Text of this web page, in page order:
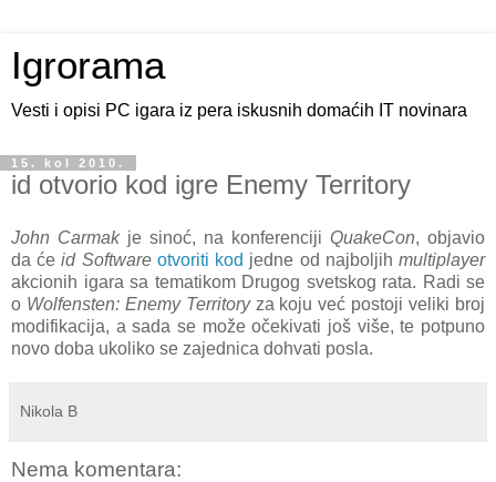
Igrorama
Vesti i opisi PC igara iz pera iskusnih domaćih IT novinara
15. kol 2010.
id otvorio kod igre Enemy Territory
John Carmakje sinoć, na konferenciji QuakeCon, objavio
da ćeid Software otvoriti kod jedne od najboljihmultiplayer
akcionih igara sa tematikom Drugog svetskog rata. Radi se
o Wolfensten: Enemy Territoryza koju već postoji veliki broj
modifikacija, a sada se može očekivati još više, te potpuno
novo doba ukoliko se zajednica dohvati posla.
Nikola B
Nema komentara: